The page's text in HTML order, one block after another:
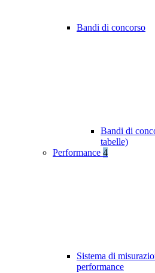
Bandi di concorso
Bandi di
tabelle)
Performance 4
Sistema di
performance